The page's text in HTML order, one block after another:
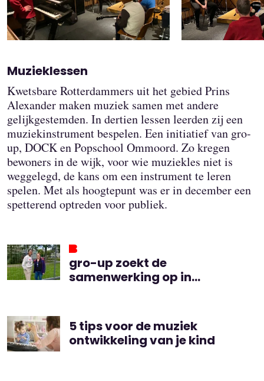
Muzieklessen
Kwetsbare Rotterdammers uit het gebied Prins
Alexander maken muziek samen met andere
gelijkgestemden. In dertien lessen leerden zij een
muziekinstrument bespelen. Een initiatief van gro-
up, DOCK en Popschool Ommoord. Zo kregen
bewoners in de wijk, voor wie muziekles niet is
weggelegd, de kans om een instrument te leren
spelen. Met als hoogtepunt was er in december een
spetterend optreden voor publiek.
gro-up zoekt de
samenwerking op in
5 tips voor de muziek
ontwikkeling van je kind